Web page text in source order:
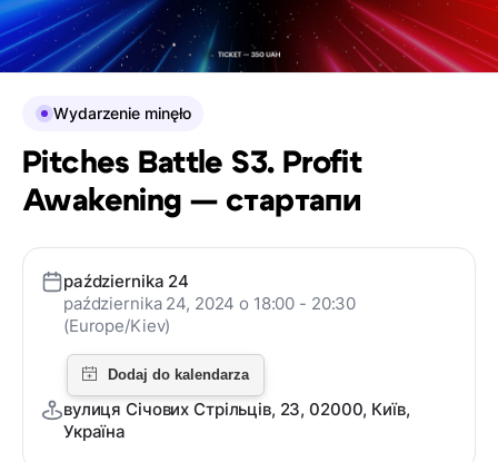
Wydarzenie minęło
Pitches Battle S3. Profit
Awakening — стартапи
października 24
października 24, 2024 o 18:00 - 20:30
(Europe/Kiev)
вулиця Січових Стрільців, 23, 02000, Київ,
Україна